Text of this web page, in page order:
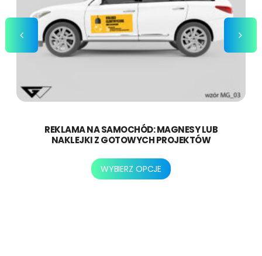
REKLAMA NA SAMOCHÓD: MAGNESY LUB
NAKLEJKI Z GOTOWYCH PROJEKTÓW
WYBIERZ OPCJE
Ten